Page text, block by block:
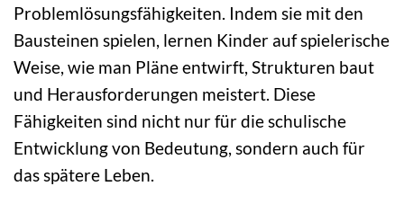
Problemlösungsfähigkeiten. Indem sie mit den
Bausteinen spielen, lernen Kinder auf spielerische
Weise, wie man Pläne entwirft, Strukturen baut
und Herausforderungen meistert. Diese
Fähigkeiten sind nicht nur für die schulische
Entwicklung von Bedeutung, sondern auch für
das spätere Leben.